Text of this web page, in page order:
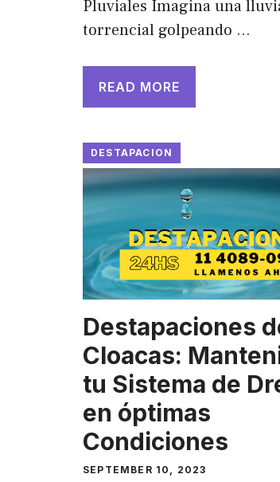
Pluviales Imagina una
torrencial golpeando …
READ MORE
DESTAPACION
Destapaciones
Cloacas:
tu Sistema de
en óptimas
Condiciones
SEPTEMBER 10, 2023